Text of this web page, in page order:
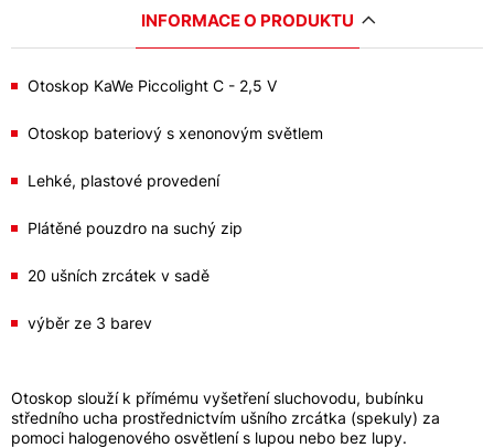
INFORMACE O PRODUKTU
Otoskop KaWe Piccolight C - 2,5 V
Otoskop bateriový s xenonovým světlem
Lehké, plastové provedení
Plátěné pouzdro na suchý zip
20 ušních zrcátek v sadě
výběr ze 3 barev
Otoskop slouží k přímému vyšetření sluchovodu, bubínku
středního ucha prostřednictvím ušního zrcátka (spekuly) za
pomoci halogenového osvětlení s lupou nebo bez lupy.